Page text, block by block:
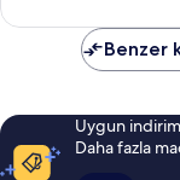
Benzer
Uygun
Daha fazla